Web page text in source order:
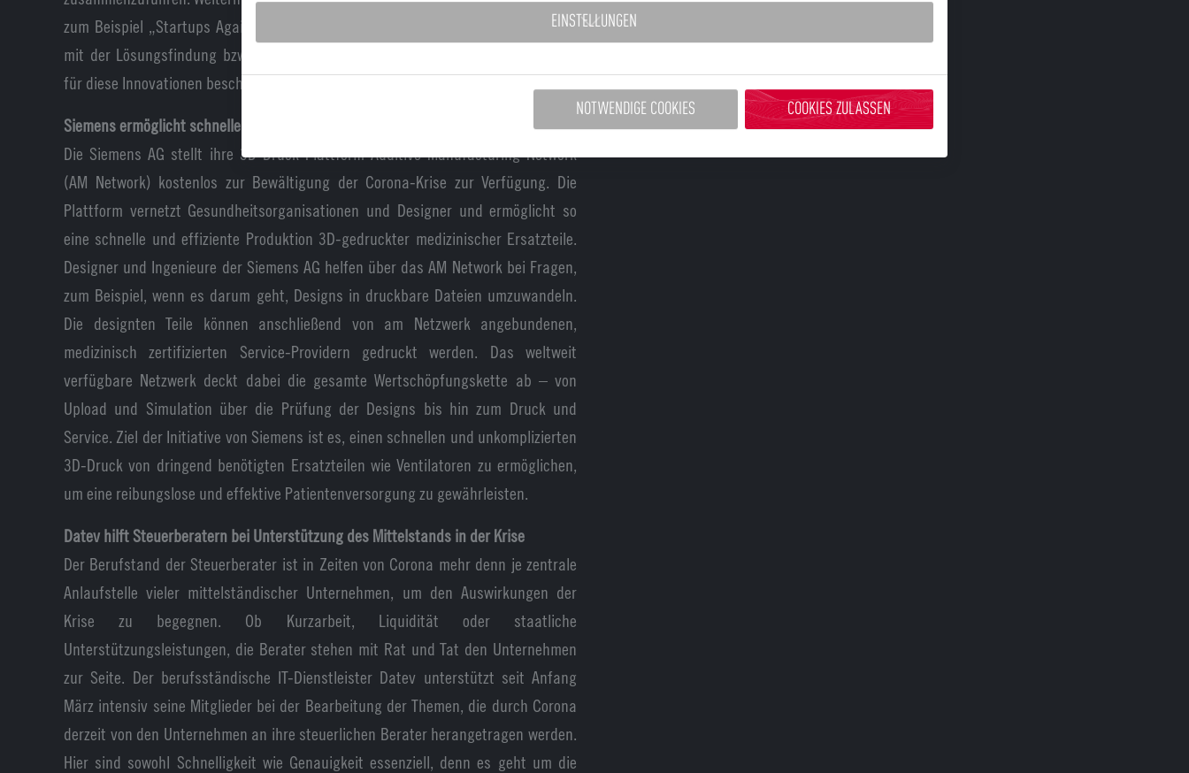
zum Beispiel „Startups Against Coronavirus“ oder „Take Back Control“, die sich
mit der Lösungsfindung bzw. der schnellen Finanzierung und dem Marktzugang
für diese Innovationen beschäftigen.
Siemens ermöglicht schnellen 3D-Druck von Ersatzteilen
Die Siemens AG stellt ihre 3D-Druck-Plattform Additive Manufacturing Network
(AM Network) kostenlos zur Bewältigung der Corona-Krise zur Verfügung. Die
Plattform vernetzt Gesundheitsorganisationen und Designer und ermöglicht so
eine schnelle und effiziente Produktion 3D-gedruckter medizinischer Ersatzteile.
Designer und Ingenieure der Siemens AG helfen über das AM Network bei Fragen,
zum Beispiel, wenn es darum geht, Designs in druckbare Dateien umzuwandeln.
Die designten Teile können anschließend von am Netzwerk angebundenen,
medizinisch zertifizierten Service-Providern gedruckt werden. Das weltweit
verfügbare Netzwerk deckt dabei die gesamte Wertschöpfungskette ab – von
Upload und Simulation über die Prüfung der Designs bis hin zum Druck und
Service. Ziel der Initiative von Siemens ist es, einen schnellen und unkomplizierten
3D-Druck von dringend benötigten Ersatzteilen wie Ventilatoren zu ermöglichen,
um eine reibungslose und effektive Patientenversorgung zu gewährleisten.
Datev hilft Steuerberatern bei Unterstützung des Mittelstands in der Krise
Der Berufstand der Steuerberater ist in Zeiten von Corona mehr denn je zentrale
Anlaufstelle vieler mittelständischer Unternehmen, um den Auswirkungen der
Krise zu begegnen. Ob Kurzarbeit, Liquidität oder staatliche
Unterstützungsleistungen, die Berater stehen mit Rat und Tat den Unternehmen
zur Seite. Der berufsständische IT-Dienstleister Datev unterstützt seit Anfang
März intensiv seine Mitglieder bei der Bearbeitung der Themen, die durch Corona
derzeit von den Unternehmen an ihre steuerlichen Berater herangetragen werden.
Hier sind sowohl Schnelligkeit wie Genauigkeit essenziell, denn es geht um die
EINSTELLUNGEN
NOTWENDIGE COOKIES COOKIES ZULASSEN